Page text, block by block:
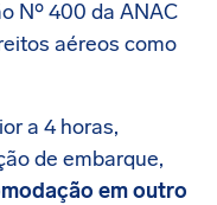
Nº 400 da ANAC
aéreos como
a 4 horas,
de embarque,
em outro